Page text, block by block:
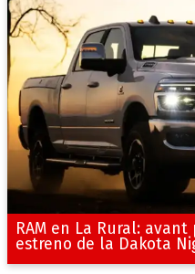
RAM en La Rural:
estreno de la Dakota